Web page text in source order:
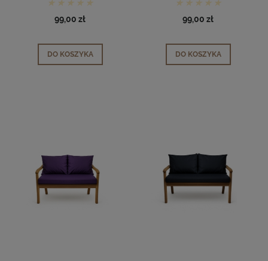
99,00 zł
DO KOSZYKA
99,00 zł
DO KOSZYKA